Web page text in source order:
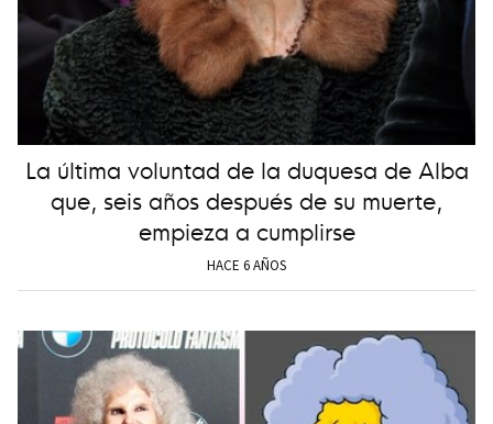
La última voluntad de la duquesa de Alba
que, seis años después de su muerte,
empieza a cumplirse
HACE 6 AÑOS